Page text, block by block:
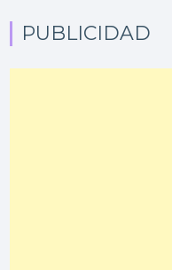
PUBLICIDAD